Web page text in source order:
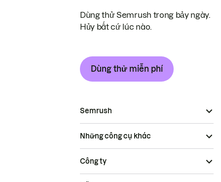
Dùng thử Semrush trong bảy ngày.
Hủy bất cứ lúc nào.
Dùng thử miễn phí
Semrush
Những công cụ khác
Công ty